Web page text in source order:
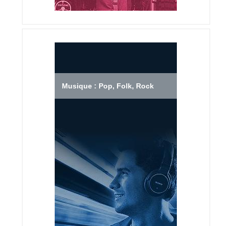
Musique : Pop, Folk, Rock